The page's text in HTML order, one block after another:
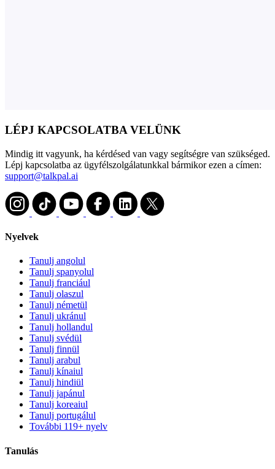
LÉPJ KAPCSOLATBA VELÜNK
Mindig itt vagyunk, ha kérdésed van vagy segítségre van szükséged.
Lépj kapcsolatba az ügyfélszolgálatunkkal bármikor ezen a címen:
support@talkpal.ai
Nyelvek
Tanulj angolul
Tanulj spanyolul
Tanulj franciául
Tanulj olaszul
Tanulj németül
Tanulj ukránul
Tanulj hollandul
Tanulj svédül
Tanulj finnül
Tanulj arabul
Tanulj kínaiul
Tanulj hindiül
Tanulj japánul
Tanulj koreaiul
Tanulj portugálul
További 119+ nyelv
Tanulás